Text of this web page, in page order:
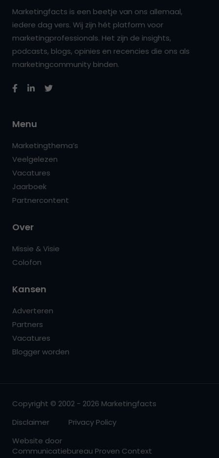
Marketingfacts is een beetje van ons allemaal,
iedere dag vers. Wij zijn hét platform voor
marketingprofessionals. Het zijn de insights,
podcasts, blogs, opinies en recencies die ons als
marketingcommunity binden.
Menu
Marketingthema’s
Veelgelezen
Vacatures
Jaarboek
Partnercontent
Over
Missie & Visie
Colofon
Kansen
Adverteren
Partners
Vacatures
Blogger worden
Copyright © 2002 - 2026 Marketingfacts
Disclaimer
Privacy Policy
Website door
Communicatiebureau Proven Context